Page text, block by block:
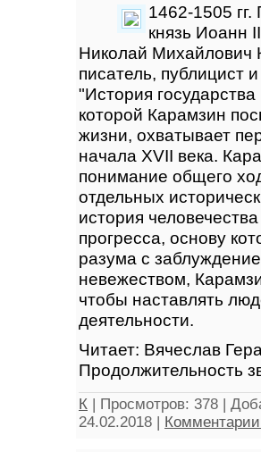
1462-1505
князь Иоанн
Николай Михайлович
писатель, публицист
"История
которой Карамзин
жизни, охватывает
начала XVII века.
понимание общего
отдельных
история
прогресса, основу
разума с
невежеством,
чтобы наставлять
деятельности.
Читает: Вячеслав
Продолжительность
К | Просмотров: 378 |
24.02.2018 |